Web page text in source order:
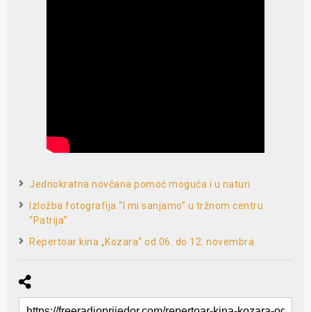
Jednokratna novčana pomoć moguća i u naturi
Izložba fotografija “I mi sanjamo” u tržnom centru
“Patrija”
Repertoar kina „Kozara“ od 06. do 12. novembra